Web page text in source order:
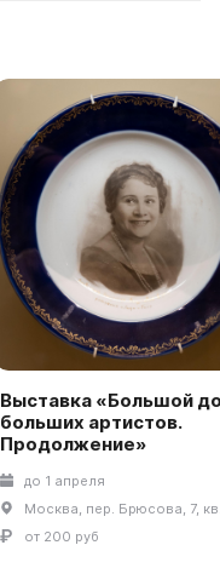
Выставка «Большой
больших артистов.
Продолжение»
до 1 апреля
Москва, пер. Брюсова, 7,
от 200 руб